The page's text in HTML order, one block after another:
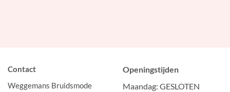
Contact
Weggemans Bruidsmode
Openingstijden
Maandag: GESLOTEN